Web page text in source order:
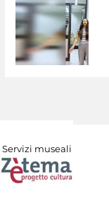
Servizi museali